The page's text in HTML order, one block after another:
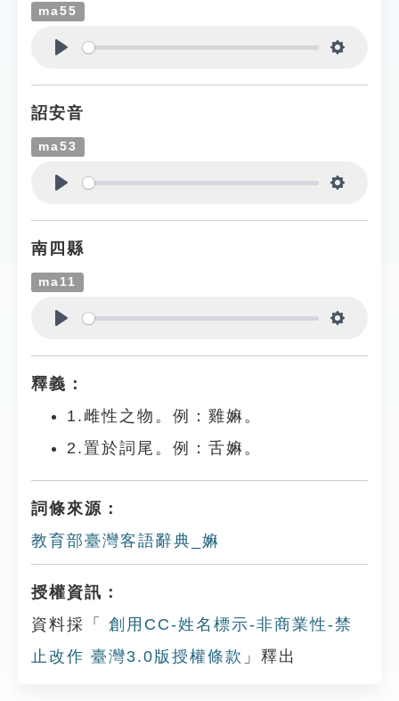
ma55
詔安音
ma53
南四縣
ma11
釋義：
1.雌性之物。例：雞嫲。
2.置於詞尾。例：舌嫲。
詞條來源：
教育部臺灣客語辭典_嫲
授權資訊：
資料採「
創用CC-姓名標示-非商業性-禁
止改作 臺灣3.0版授權條款 」釋出